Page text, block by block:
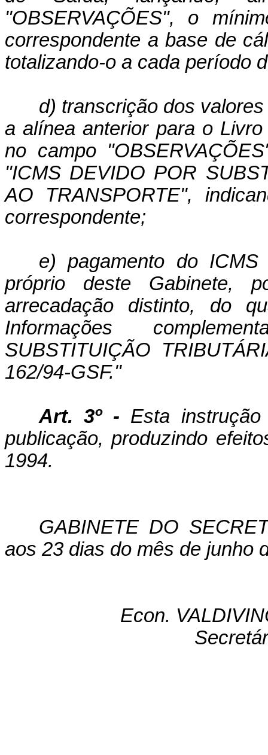
"OBSERVAÇÕES", o
correspondente a base de
totalizando-o a cada período
d) transcrição dos
a alínea anterior para o
no campo
"ICMS DEVIDO POR
AO TRANSPORTE",
correspondente;
e) pagamento do
próprio deste Gabinete,
arrecadação distinto, do
Informações
SUBSTITUIÇÃO
162/94-GSF."
Art. 3º - Esta
publicação, produzindo
1994.
GABINETE DO
aos 23 dias do mês de junho
Econ.